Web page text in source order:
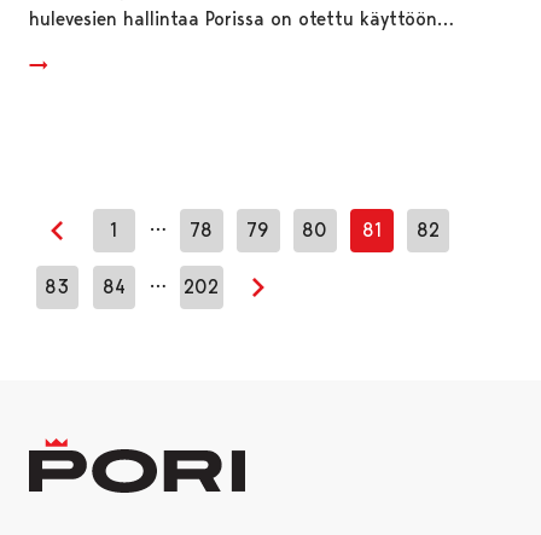
hulevesien hallintaa Porissa on otettu käyttöön…
Edellinen sivu
1 … 78 79 80 81 82
83 84 … 202
Seuraava sivu